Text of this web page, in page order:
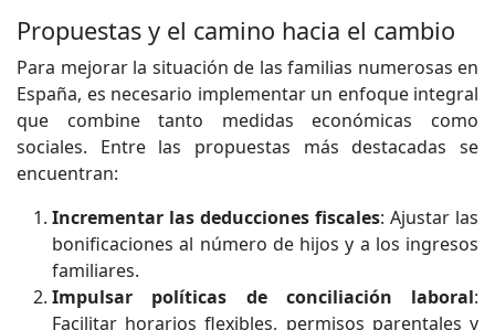
Propuestas y el camino hacia el cambio
Para mejorar la situación de las familias numerosas en
España, es necesario implementar un enfoque integral
que combine tanto medidas económicas como
sociales. Entre las propuestas más destacadas se
encuentran:
Incrementar las deducciones fiscales: Ajustar las
bonificaciones al número de hijos y a los ingresos
familiares.
Impulsar políticas de conciliación laboral:
Facilitar horarios flexibles, permisos parentales y